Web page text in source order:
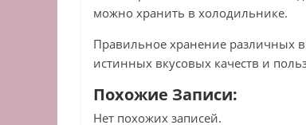
можно хранить в холодильнике.
Правильное хранение различных
истинных вкусовых качеств и
Похожие Записи:
Нет похожих записей.